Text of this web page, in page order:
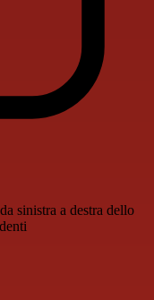
sinistra a destra dello